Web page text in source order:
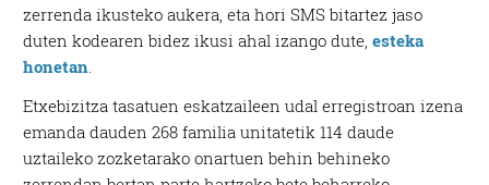
zerrenda ikusteko aukera, eta hori SMS bitartez jaso
duten kodearen bidez ikusi ahal izango dute,esteka
honetan
Etxebizitza tasatuen eskatzaileen udal erregistroan izena
emanda dauden 268 familia unitatetik 114 daude
uztaileko zozketarako onartuen behin behineko